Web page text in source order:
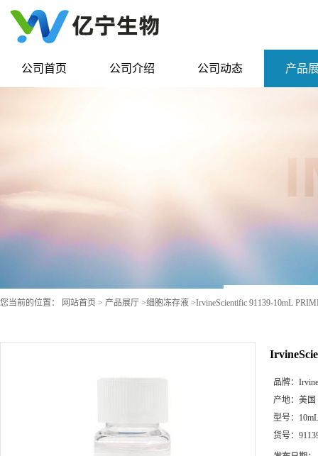
公司首页 公司介绍 公司动态 产品
您当前的位置： 网站首页 > 产品展厅 >细胞冻存液 >IrvineScientific 91139-10mL
品牌：
产地： 美国
型号：
货号：